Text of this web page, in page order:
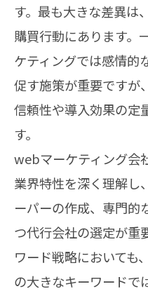
す。最も大きな差異は
購買行動にあります。
ケティングでは感情的
促す施策が重要ですが
信頼性や導入効果の定
す。
webマーケティング会
業界特性を深く理解し
ーパーの作成、専門的
つ代行会社の選定が重
ワード戦略においても
の大きなキーワードで